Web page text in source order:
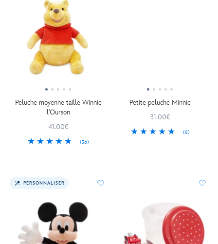
Peluche moyenne taille Winnie
l'Ourson
41.00€
(36)
Petite peluche Minnie
31.00€
(8)
PERSONNALISER